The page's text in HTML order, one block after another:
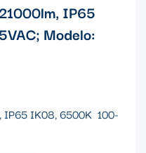
IP65
Modelo:
IP65 IK08, 6500K 100-